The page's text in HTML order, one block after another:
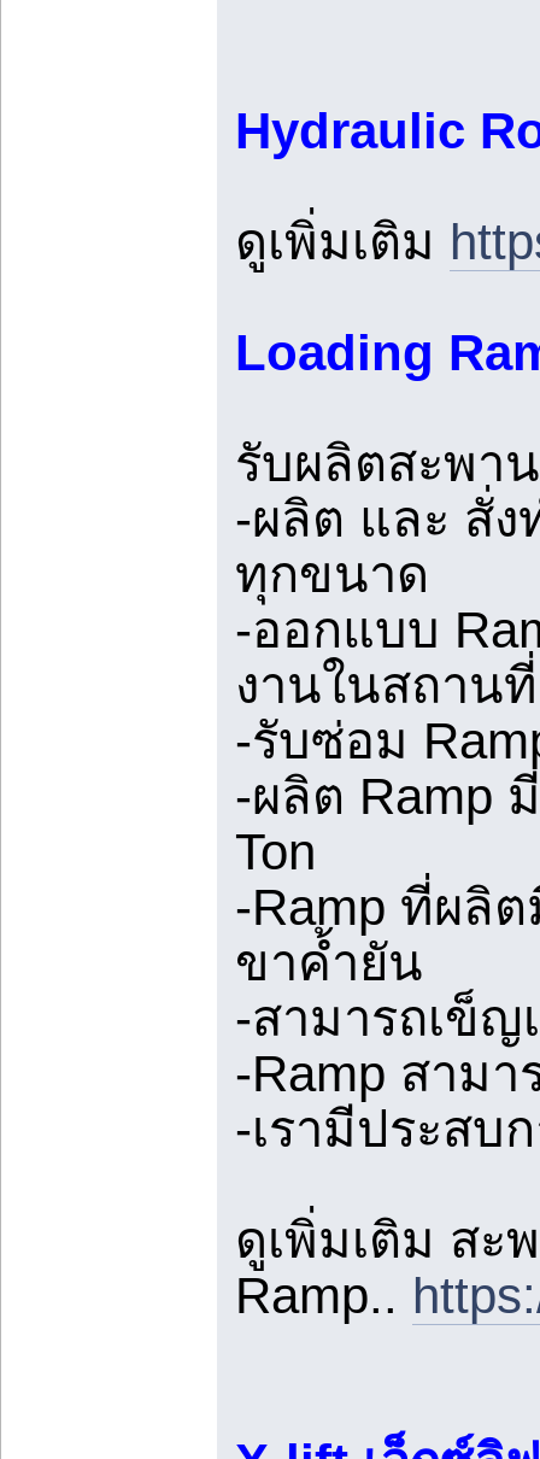
Hydraulic
ดูเพิ่มเติม
Loading
รับผลิตสะพา
-ผลิต และ สั่ง
ทุกขนาด
-ออกแบบ
งานในสถาน
-รับซ่อม
-ผลิต Ramp
Ton
-Ramp ที่ผลิ
ขาค้ำยัน
-สามารถเข็
-Ramp สาม
-เรามีประสบ
ดูเพิ่มเติม สะ
Ramp..